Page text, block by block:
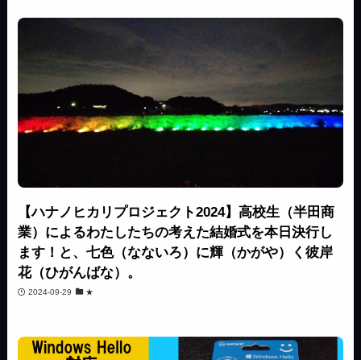
【ハナノヒカリプロジェクト2024】高校生（半田商
業）によるわたしたちの考えた結婚式を本日決行し
ます！と、七色（なないろ）に輝（かがや）く彼岸
花（ひがんばな）。
2024-09-29 ★